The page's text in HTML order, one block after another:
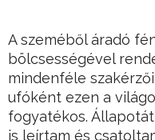
A szeméből áradó
bölcsességével
mindenféle
ufóként ezen a
fogyatékos.
is leírtam és